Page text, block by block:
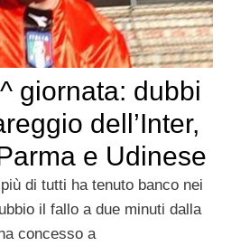
giornata: dubbi
dell’Inter,
e Udinese
di tutti ha tenuto banco nei
il fallo a due minuti dalla
concesso a